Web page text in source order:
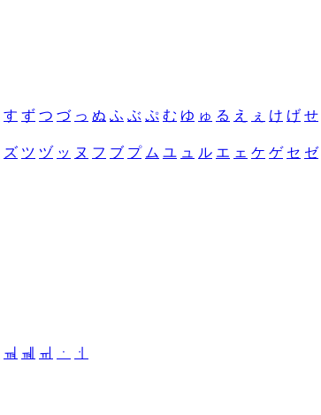
す ず つ づ っ ぬ ふ ぶ ぷ む ゆ ゅ る え ぇ け げ せ
ズ ツ ヅ ッ ヌ フ ブ プ ム ユ ュ ル エ ェ ケ ゲ セ ゼ
ㆊ ㆋ ㆌ ㆍ
ㆎ